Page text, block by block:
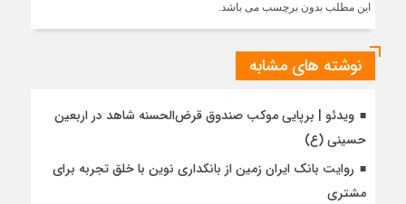
این مطلب بدون برچسب می باشد.
نوشته های مشابه
ویدئو | برپایی موکب صندوق قرض‌الحسنه شاهد در اربعین
حسینی (ع)
روایت بانک ایران زمین از بانکداری نوین با خلق تجربه برای
مشتری